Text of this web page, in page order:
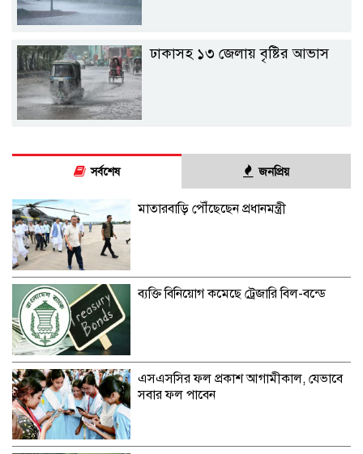
ঢাকাসহ ১৩ জেলায় বৃষ্টির আভাস
সর্বশেষ জনপ্রিয়
মাতারবাড়ি পৌঁছেছেন প্রধানমন্ত্রী
ব্যক্তি বিনিয়োগ কমেছে ট্রেজারি বিল-বন্ডে
এসএসসির ফল প্রকাশ আগামীকাল, যেভাবে
সবার ফল পাবেন